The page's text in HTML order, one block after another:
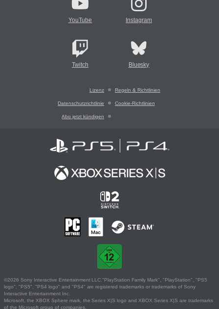
YouTube Instagram
Twitch Bluesky
Lizenz Regeln & Richtlinien
Datenschutzrichtlinie Cookie-Richtlinien
Abo jetzt kündigen
©2026 Sony Interactive Entertainment LLC."PlayStation Family Mark", "PlayStation", "PS5
logo", "PS5", "PS4 logo" and "PS4" are registered trademarks or trademarks of Sony
Interactive Entertainment Inc.
Microsoft, the XBOX Sphere mark, the Series X|S logo and XBOX Series X|S are trademarks
of the Microsoft group of companies.